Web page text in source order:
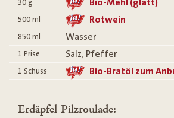
30 g Bio-Mehl (glatt)
500 ml Rotwein
850 ml Wasser
1 Prise Salz, Pfeffer
1 Schuss Bio-Bratöl zum
Erdäpfel-Pilzroulade: